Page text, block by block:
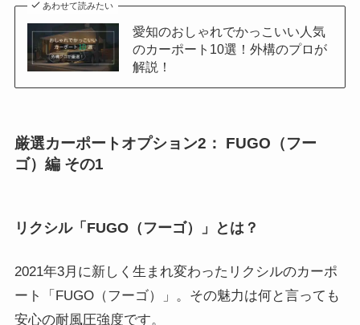
あわせて読みたい
愛知のおしゃれでかっこいい人気
のカーポート10選！外構のプロが
解説！
厳選カーポートオプション2： FUGO（フー
ゴ）編 その1
リクシル「FUGO（フーゴ）」とは？
2021年3月に新しく生まれ変わったリクシルのカーポ
ート「FUGO（フーゴ）」。その魅力は何と言っても
安心の耐風圧強度です。